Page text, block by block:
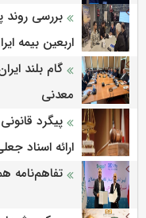
بررسی روند
اربعین بیمه
گام بلند
معدنی
پیگرد
ارائه اسناد
تفاهم‌نامه